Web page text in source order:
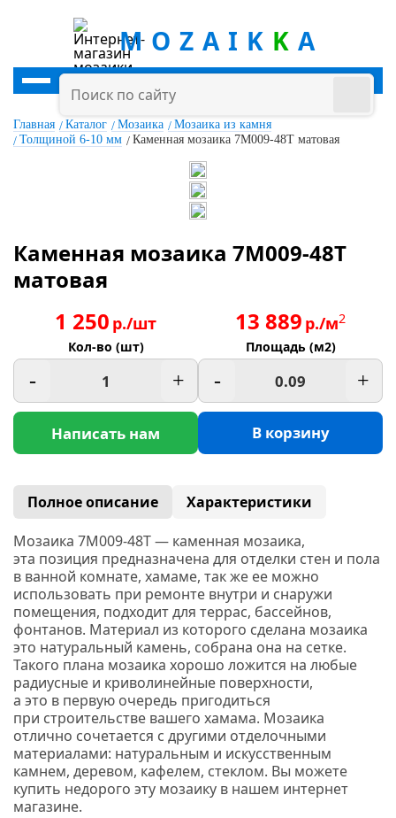
MOZAIK K A
Главная Каталог Мозаика
Мозаика из камня
Толщиной 6-10 мм
Каменная мозаика 7M009-48T матовая
Каменная мозаика 7M009-48T
матовая
1 250 р./шт
Кол-во (шт)
- +
Написать нам
13 889 р./м2
Площадь (м2)
- +
В корзину
Полное описание
Характеристики
Мозаика 7M009-48T — каменная мозаика,
эта позиция предназначена для отделки стен и пола
в ванной комнате, хамаме, так же ее можно
использовать при ремонте внутри и снаружи
помещения, подходит для террас, бассейнов,
фонтанов. Материал из которого сделана мозаика
это натуральный камень, собрана она на сетке.
Такого плана мозаика хорошо ложится на любые
радиусные и криволинейные поверхности,
а это в первую очередь пригодиться
при строительстве вашего хамама. Мозаика
отлично сочетается с другими отделочными
материалами: натуральным и искусственным
камнем, деревом, кафелем, стеклом. Вы можете
купить недорого эту мозаику в нашем интернет
магазине.